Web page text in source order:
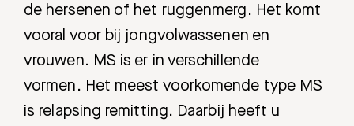
de hersenen of het ruggenmerg. Het komt
vooral voor bij jongvolwassenen en
vrouwen. MS is er in verschillende
vormen. Het meest voorkomende type MS
is relapsing remitting. Daarbij heeft u